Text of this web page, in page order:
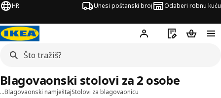
HR Unesi poštanski broj Odaberi robnu kuću
Hej! Prijavi se
Popis zaKošarica
…Blagovaonski namještajStolovi za blagovaonicu
Blagovaonski stolovi za 2 osobe